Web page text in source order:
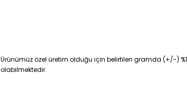
Ürünümüz özel üretim olduğu için belirtilen gramda (+/-)
olabilmektedir.